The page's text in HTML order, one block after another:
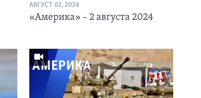
АВГУСТ 02, 2024
«Америка» – 2 августа 2024